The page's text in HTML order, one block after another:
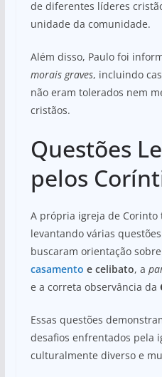
de diferentes líderes
unidade da comunidade.
Além disso, Paulo foi
morais graves, incluindo
não eram tolerados nem
cristãos.
Questões
pelos
A própria igreja de Corinto
levantando várias
buscaram orientação
casamento e celibato, a
e a correta observância da
Essas questões
desafios enfrentados pela
culturalmente diverso e